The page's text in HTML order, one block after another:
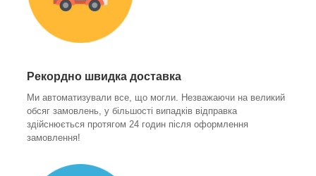
Рекордно швидка доставка
Ми автоматизували все, що могли. Незважаючи на великий
обсяг замовлень, у більшості випадків відправка
здійснюється протягом 24 годин після оформлення
замовлення!